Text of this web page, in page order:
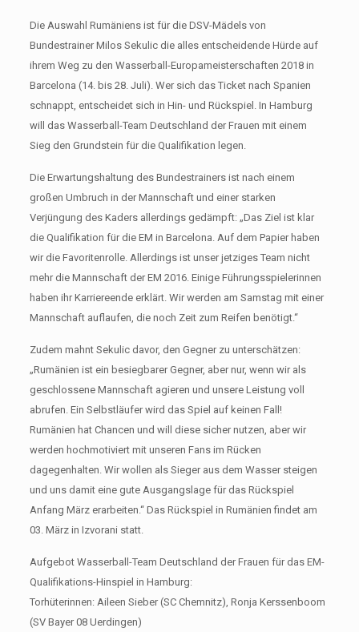
Die Auswahl Rumäniens ist für die DSV-Mädels von
Bundestrainer Milos Sekulic die alles entscheidende Hürde auf
ihrem Weg zu den Wasserball-Europameisterschaften 2018 in
Barcelona (14. bis 28. Juli). Wer sich das Ticket nach Spanien
schnappt, entscheidet sich in Hin- und Rückspiel. In Hamburg
will das Wasserball-Team Deutschland der Frauen mit einem
Sieg den Grundstein für die Qualifikation legen.
Die Erwartungshaltung des Bundestrainers ist nach einem
großen Umbruch in der Mannschaft und einer starken
Verjüngung des Kaders allerdings gedämpft: „Das Ziel ist klar
die Qualifikation für die EM in Barcelona. Auf dem Papier haben
wir die Favoritenrolle. Allerdings ist unser jetziges Team nicht
mehr die Mannschaft der EM 2016. Einige Führungsspielerinnen
haben ihr Karriereende erklärt. Wir werden am Samstag mit einer
Mannschaft auflaufen, die noch Zeit zum Reifen benötigt.“
Zudem mahnt Sekulic davor, den Gegner zu unterschätzen:
„Rumänien ist ein besiegbarer Gegner, aber nur, wenn wir als
geschlossene Mannschaft agieren und unsere Leistung voll
abrufen. Ein Selbstläufer wird das Spiel auf keinen Fall!
Rumänien hat Chancen und will diese sicher nutzen, aber wir
werden hochmotiviert mit unseren Fans im Rücken
dagegenhalten. Wir wollen als Sieger aus dem Wasser steigen
und uns damit eine gute Ausgangslage für das Rückspiel
Anfang März erarbeiten.“ Das Rückspiel in Rumänien findet am
03. März in Izvorani statt.
Aufgebot Wasserball-Team Deutschland der Frauen für das EM-
Qualifikations-Hinspiel in Hamburg:
Torhüterinnen: Aileen Sieber (SC Chemnitz), Ronja Kerssenboom
(SV Bayer 08 Uerdingen)